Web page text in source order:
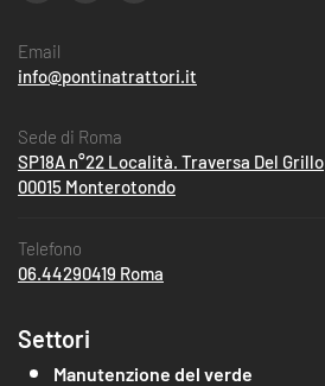
Email
info@pontinatrattori.it
Sede di Roma
SP18A n°22 Località. Traversa Del Grillo
00015 Monterotondo
Telefono
06.44290419 Roma
Settori
Manutenzione del verde